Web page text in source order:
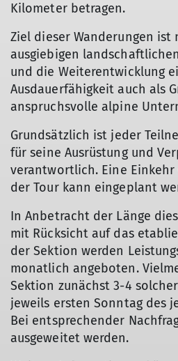
Kilometer betragen.
Ziel dieser Wanderungen ist
ausgiebigen
und die Weiterentwicklung
Ausdauerfähigkeit auch als
anspruchsvolle alpine
Grundsätzlich ist jeder
für seine Ausrüstung und
verantwortlich. Eine
der Tour kann eingeplant
In Anbetracht der Länge
mit Rücksicht auf das
der Sektion werden
monatlich angeboten.
Sektion zunächst 3-4
jeweils ersten Sonntag des
Bei entsprechender
ausgeweitet werden.